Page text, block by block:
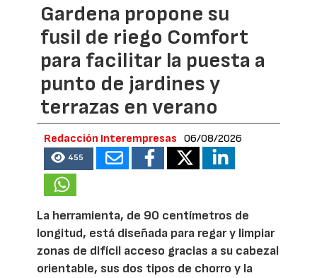
Gardena propone su
fusil de riego Comfort
para facilitar la puesta a
punto de jardines y
terrazas en verano
Redacción Interempresas 06/08/2026
455
La herramienta, de 90 centímetros de
longitud, está diseñada para regar y limpiar
zonas de difícil acceso gracias a su cabezal
orientable, sus dos tipos de chorro y la